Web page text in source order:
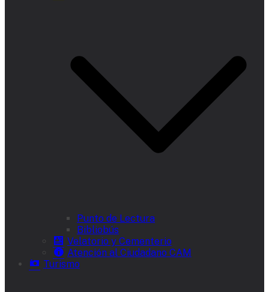
Punto de Lectura
Bibliobús
Velatorio y Cementerio
Atención al Ciudadano CAM
Turismo